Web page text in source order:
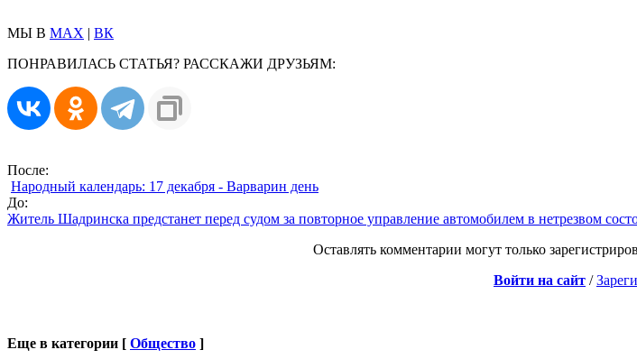
МЫ В MAX | ВК
ПОНРАВИЛАСЬ СТАТЬЯ? РАССКАЖИ ДРУЗЬЯМ:
После:
Народный календарь: 17 декабря - Варварин день
До:
Житель Шадринска предстанет перед судом за повторное управление автомобилем в нетрезвом
Оставлять комментарии могут только
Войти на сайт /
Еще в категории [ Общество ]